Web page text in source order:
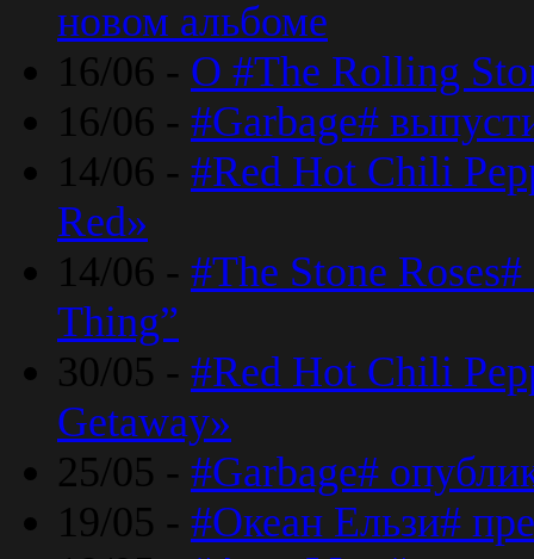
новом альбоме
16/06 - О #The Rolling
16/06 - #Garbage#
14/06 - #Red Hot Chili
Red»
14/06 - #The Stone
Thing”
30/05 - #Red Hot Chili
Getaway»
25/05 - #Garbage#
19/05 - #Океан Ельзи#